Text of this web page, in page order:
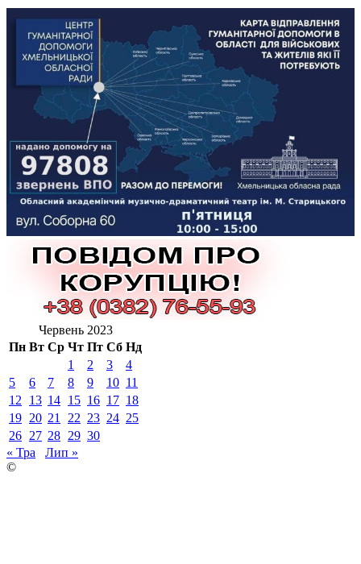
Червень 2023
Пн Вт Ср Чт Пт Сб Нд
1
2 3
4
5
6 7 8 9 10 11
12 13 14 15 16 17 18
19 20 21 22 23 24 25
26 27 28 29 30
« Тра
Лип »
©